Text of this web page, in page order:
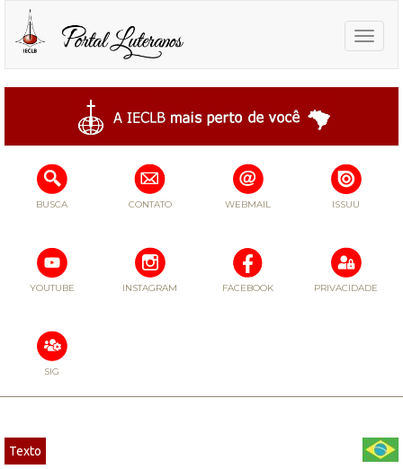
Toggle
BUSCA CONTATO WEBMAIL ISSUU
YOUTUBE INSTAGRAM FACEBOOK PRIVACIDADE
SIG
Texto